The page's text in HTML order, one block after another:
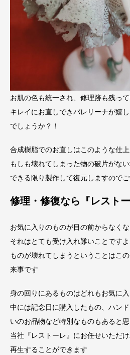
お肌の色も統一され、修理跡も残っ
キレイにお直しできバレリーナが嬉
でしょうか？！
合成樹脂でのお直しはこのような仕
もしも壊れてしまった物の破片がな
できる限り製作して復元しますので
修理・修復なら『レスト
お気に入りのものが目の前からなく
それはとても受け入れ難いことです
ものが壊れてしまうということはこ
来事です
身の回りにあるものはどれもお気に
中には記念日に購入したもの、ハン
いのお品物など特別なものもあると
当社『レストーレ』にお任せいただ
再生することができます